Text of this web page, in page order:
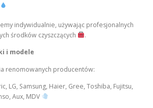
indywidualnie, używając profesjonalnych
środków czyszczących
.
i modele
renomowanych producentów:
LG, Samsung, Haier, Gree, Toshiba, Fujitsu,
Aux, MDV